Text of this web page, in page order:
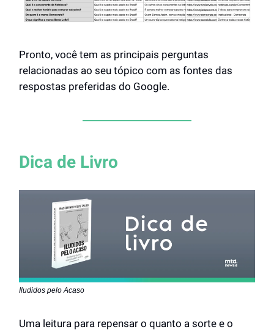
Pronto, você tem as principais perguntas
relacionadas ao seu tópico com as fontes das
respostas preferidas do Google.
Dica de Livro
Iludidos pelo Acaso
Uma leitura para repensar o quanto a sorte e o